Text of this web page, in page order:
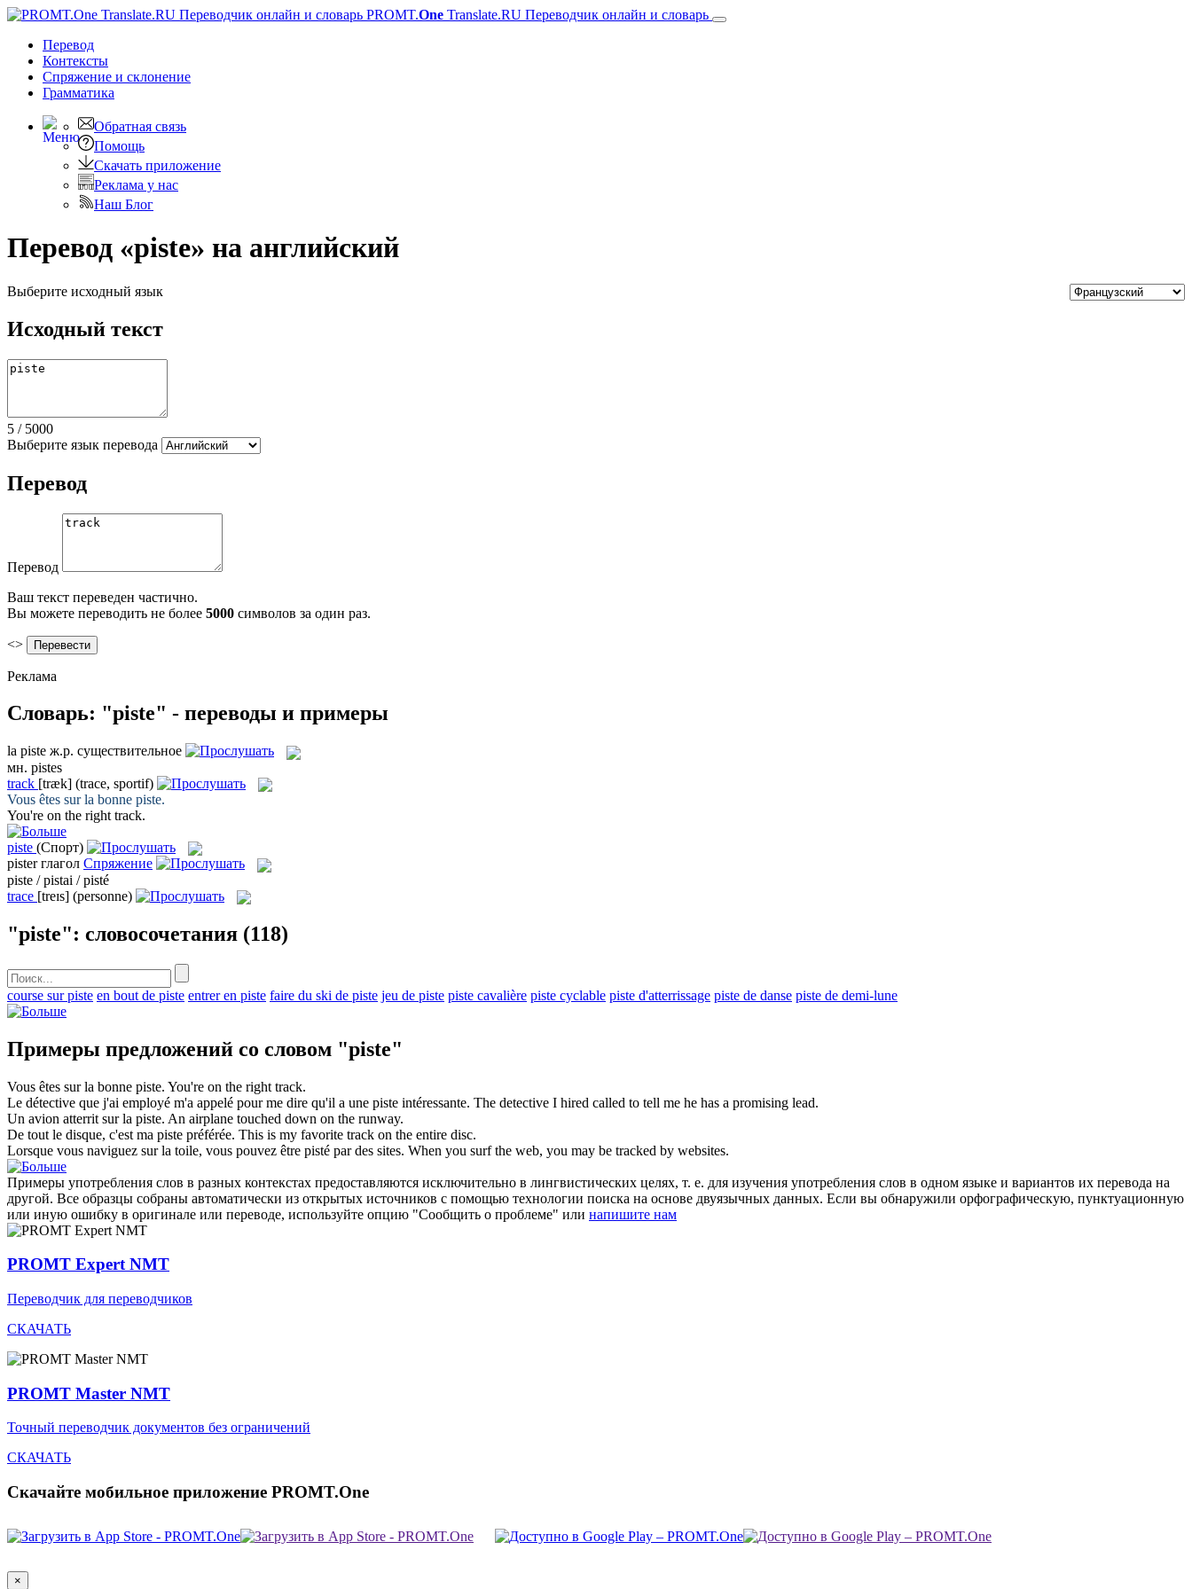
PROMT.One Translate.RU Переводчик онлайн и словарь
Перевод
Контексты
Спряжение и склонение
Грамматика
Обратная связь
Помощь
Скачать приложение
Реклама у нас
Наш Блог
Перевод «piste» на английский
Выберите исходный язык
Исходный текст
5 / 5000
Выберите язык перевода
Перевод
Перевод
Ваш текст переведен частично.
Вы можете переводить не более 5000 символов за один раз.
<>
Реклама
Словарь: "piste" - переводы и примеры
la piste ж.р. существительное
мн. pistes
track [træk] (trace, sportif)
Vous êtes sur la bonne piste.
You're on the right track.
piste (Спорт)
pister глагол Спряжение
piste / pistai / pisté
trace [treɪs] (personne)
"piste": словосочетания (118)
course sur piste en bout de piste entrer en piste faire du ski de piste jeu de piste piste cavalière piste cyclable piste d'atterrissage piste de danse piste de demi-lune
Примеры предложений со словом "piste"
Vous êtes sur la bonne piste. You're on the right track.
Le détective que j'ai employé m'a appelé pour me dire qu'il a une piste intéressante. The detective I hired called to tell me he has a promising lead.
Un avion atterrit sur la piste. An airplane touched down on the runway.
De tout le disque, c'est ma piste préférée. This is my favorite track on the entire disc.
Lorsque vous naviguez sur la toile, vous pouvez être pisté par des sites. When you surf the web, you may be tracked by websites.
Примеры употребления слов в разных контекстах предоставляются исключительно в лингвистических целях, т. е. для изучения употребления слов в одном языке и вариантов их перевода на
другой. Все образцы собраны автоматически из открытых источников с помощью технологии поиска на основе двуязычных данных. Если вы обнаружили орфографическую, пунктуационную
или иную ошибку в оригинале или переводе, используйте опцию "Сообщить о проблеме" или напишите нам
PROMT Expert NMT
Переводчик для переводчиков
СКАЧАТЬ
PROMT Master NMT
Точный переводчик документов без ограничений
СКАЧАТЬ
Скачайте мобильное приложение PROMT.One
×